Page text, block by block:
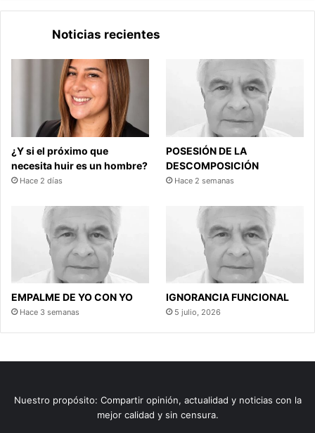
Noticias recientes
¿Y si el próximo que
necesita huir es un hombre?
Hace 2 días
POSESIÓN DE LA
DESCOMPOSICIÓN
Hace 2 semanas
EMPALME DE YO CON YO
Hace 3 semanas
IGNORANCIA FUNCIONAL
5 julio, 2026
Nuestro propósito: Compartir opinión, actualidad y noticias con la
mejor calidad y sin censura.